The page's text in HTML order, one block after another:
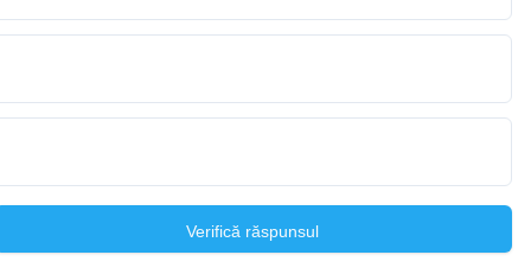
Verifică răspunsul